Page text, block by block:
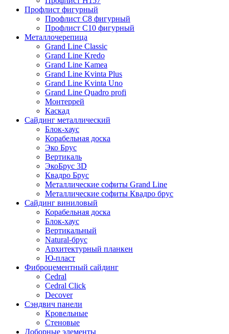
Профлист фигурный
Профлист С8 фигурный
Профлист С10 фигурный
Металлочерепица
Grand Line Classic
Grand Line Kredo
Grand Line Kamea
Grand Line Kvinta Plus
Grand Line Kvinta Uno
Grand Line Quadro profi
Монтеррей
Каскад
Сайдинг металлический
Блок-хаус
Корабельная доска
Эко Брус
Вертикаль
ЭкоБрус 3D
Квадро Брус
Металлические софиты Grand Line
Металлические софиты Квадро брус
Сайдинг виниловый
Корабельная доска
Блок-хаус
Вертикальный
Natural-брус
Архитектурный планкен
Ю-пласт
Фиброцементный сайдинг
Cedral
Cedral Click
Decover
Сэндвич панели
Кровельные
Стеновые
Доборные элементы